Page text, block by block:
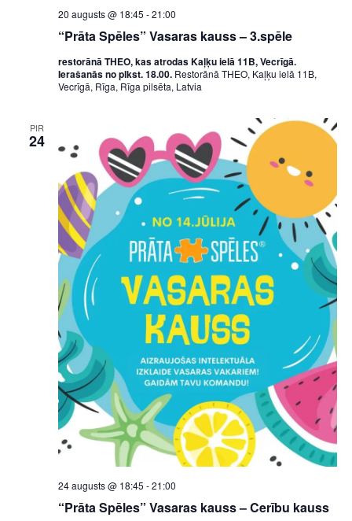
“Prāta Spēles” Vasaras kauss – 3.spēle
20 augusts @ 18:45 -21:00
restorānā THEO, kas atrodas Kaļķu ielā 11B, Vecrīgā.
Ierašanās no plkst. 18.00. Restorānā THEO, Kaļķu ielā 11B,
Vecrīgā, Rīga, Rīga pilsēta, Latvia
PIR
24
“Prāta Spēles” Vasaras kauss – Cerību kauss
24 augusts @ 18:45 -21:00